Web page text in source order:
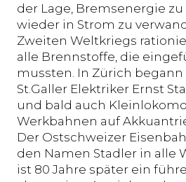
der Lage, Bremsenergie
wieder in Strom zu
Zweiten Weltkriegs
alle Brennstoffe, die
mussten. In Zürich
St.Galler Elektriker Ernst
und bald auch
Werkbahnen auf
Der Ostschweizer
den Namen Stadler in alle
ist 80 Jahre später ein